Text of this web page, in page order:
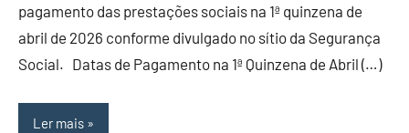
pagamento das prestações sociais na 1ª quinzena de
abril de 2026 conforme divulgado no sítio da Segurança
Social. Datas de Pagamento na 1ª Quinzena de Abril (…)
Ler mais